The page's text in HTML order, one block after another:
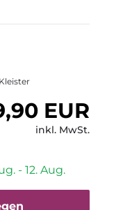
Preis
EUR
inkl. MwSt.
- 12. Aug.